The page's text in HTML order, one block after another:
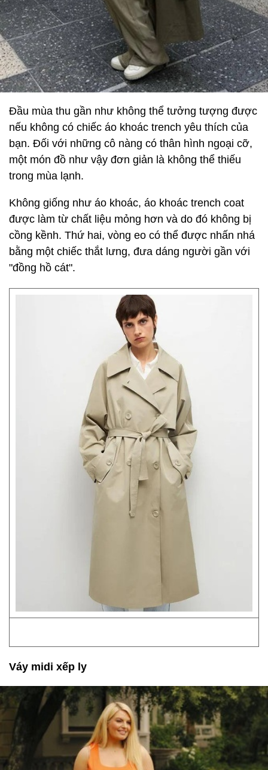
Đầu mùa thu gần như không thể tưởng tượng được
nếu không có chiếc áo khoác trench yêu thích của
bạn. Đối với những cô nàng có thân hình ngoại cỡ,
một món đồ như vậy đơn giản là không thể thiếu
trong mùa lạnh.
Không giống như áo khoác, áo khoác trench coat
được làm từ chất liệu mỏng hơn và do đó không bị
cồng kềnh. Thứ hai, vòng eo có thể được nhấn nhá
bằng một chiếc thắt lưng, đưa dáng người gần với
"đồng hồ cát".
Váy midi xếp ly